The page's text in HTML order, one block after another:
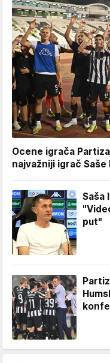
Ocene igrača
najvažniji igrač Saše
Saša
put"